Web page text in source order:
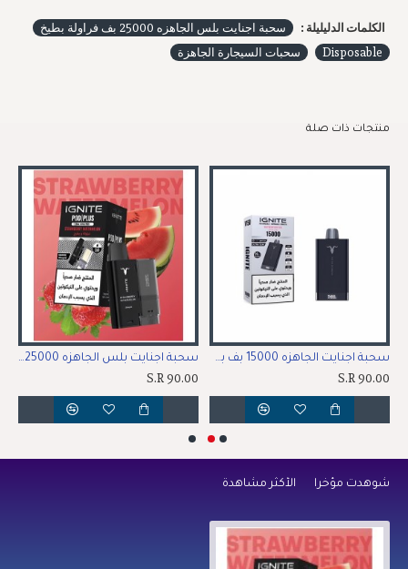
الكلمات الدليليلة :
سحبة اجنايت بلس الجاهزه 25000 بف فراولة بطيخ
Disposable
سحبات السيجارة الجاهزة
منتجات ذات صلة
سحبة اجنايت الجاهزه 15000 بف بطيخ مشكل
S.R 90.00
سحبة اجنايت بلس الجاهزه 25000 بف فراولة بطيخ
S.R 90.00
شوهدت مؤخراً الأكثر مشاهدة